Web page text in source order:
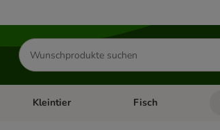
Produkte
suchen
& Zubehör
Kategorie-Menü öffnen: Hundefutter &
Kleintier Kategorie-Menü
Fisch